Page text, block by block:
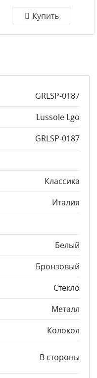
Купить
GRLSP-0187
Lussole Lgo
GRLSP-0187
Классика
Италия
Белый
Бронзовый
Стекло
Металл
Колокол
В стороны